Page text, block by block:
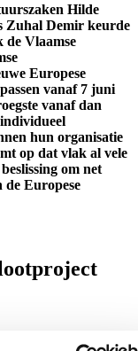
Hilde
Zuhal Demir keurde
de Vlaamse
Europese
vanaf 7 juni
vanaf dan
hun organisatie
op dat vlak al vele
om net
de Europese